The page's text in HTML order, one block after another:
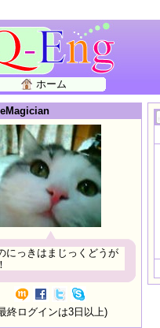
ホーム
にっきはまじっくどうが
終ログインは3日以上)